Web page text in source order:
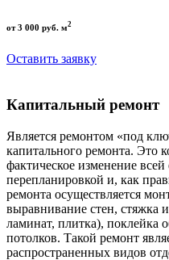
от 3 000 руб. м2
Оставить заявку
Капитальный ремонт
Является ремонтом «под
капитального ремонта. Это
фактическое изменение
перепланировкой и, как
ремонта осуществляется
выравнивание стен, стяжка
ламинат, плитка), поклейка
потолков. Такой ремонт
распространенных видов